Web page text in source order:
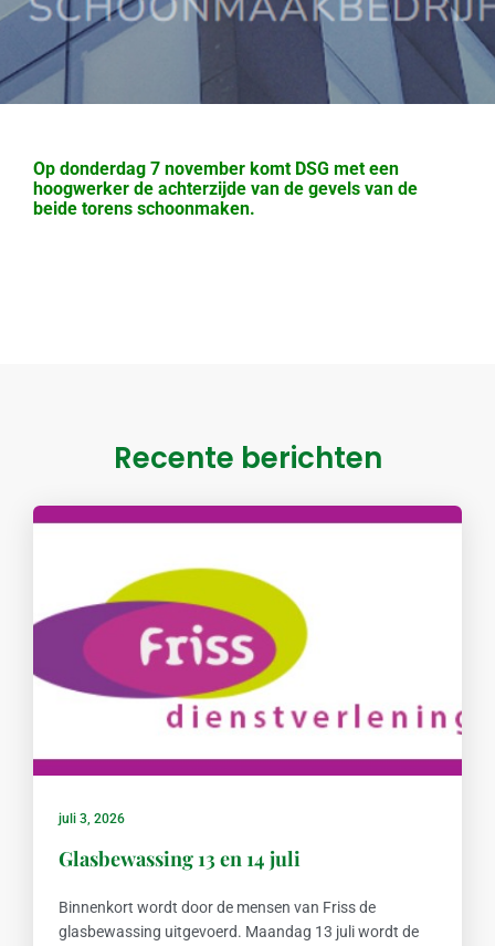
Op donderdag 7 november komt DSG met een
hoogwerker de achterzijde van de gevels van de
beide torens schoonmaken.
Recente berichten
juli 3, 2026
Glasbewassing 13 en 14 juli
Binnenkort wordt door de mensen van Friss de
glasbewassing uitgevoerd. Maandag 13 juli wordt de